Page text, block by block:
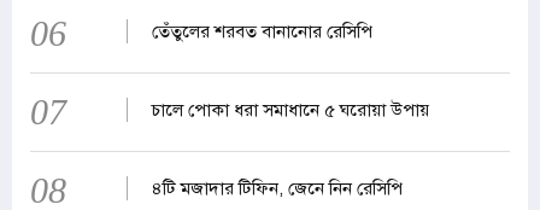
06 তেঁতুলের শরবত বানানোর রেসিপি
07 চালে পোকা ধরা সমাধানে ৫ ঘরোয়া উপায়
08 ৪টি মজাদার টিফিন, জেনে নিন রেসিপি